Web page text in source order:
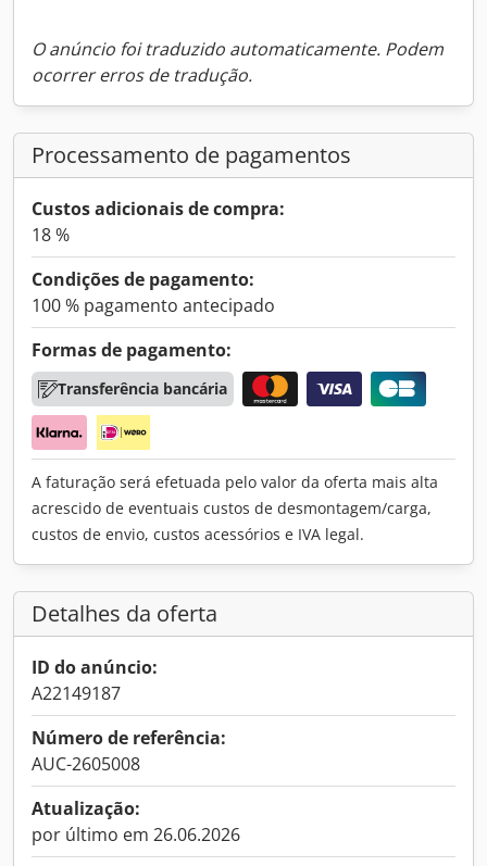
O anúncio foi traduzido automaticamente. Podem
ocorrer erros de tradução.
Processamento de pagamentos
Custos adicionais de compra:
18 %
Condições de pagamento:
100 % pagamento antecipado
Formas de pagamento:
Transferência bancária
A faturação será efetuada pelo valor da oferta mais alta
acrescido de eventuais custos de desmontagem/carga,
custos de envio, custos acessórios e IVA legal.
Detalhes da oferta
ID do anúncio:
A22149187
Número de referência:
AUC-2605008
Atualização:
por último em 26.06.2026